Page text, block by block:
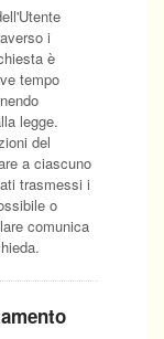
i
è
tempo
legge.
del
a ciascuno
trasmessi i
o
comunica